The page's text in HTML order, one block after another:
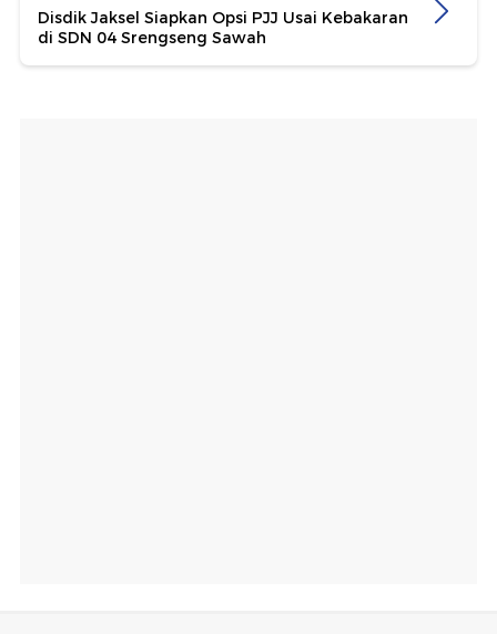
Disdik Jaksel Siapkan Opsi PJJ Usai Kebakaran
di SDN 04 Srengseng Sawah